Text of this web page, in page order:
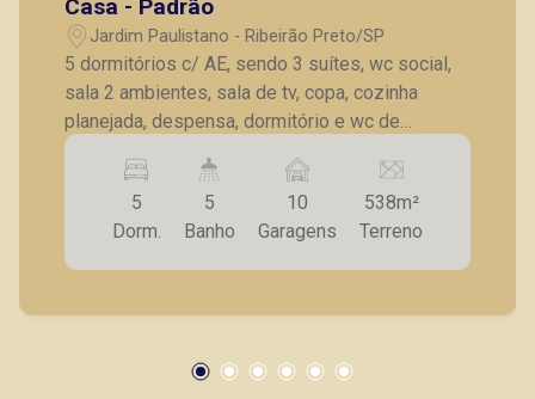
Casa - Padrão
Jardim Paulistano - Ribeirão Preto/SP
5 dormitórios c/ AE, sendo 3 suítes, wc social,
sala 2 ambientes, sala de tv, copa, cozinha
planejada, despensa, dormitório e wc de
serviço, 10 vagas de garagem, entrada pela
Avenida Meira Júnior.
5
Dorm.
5
Banho
10
Garagens
538m²
Terreno